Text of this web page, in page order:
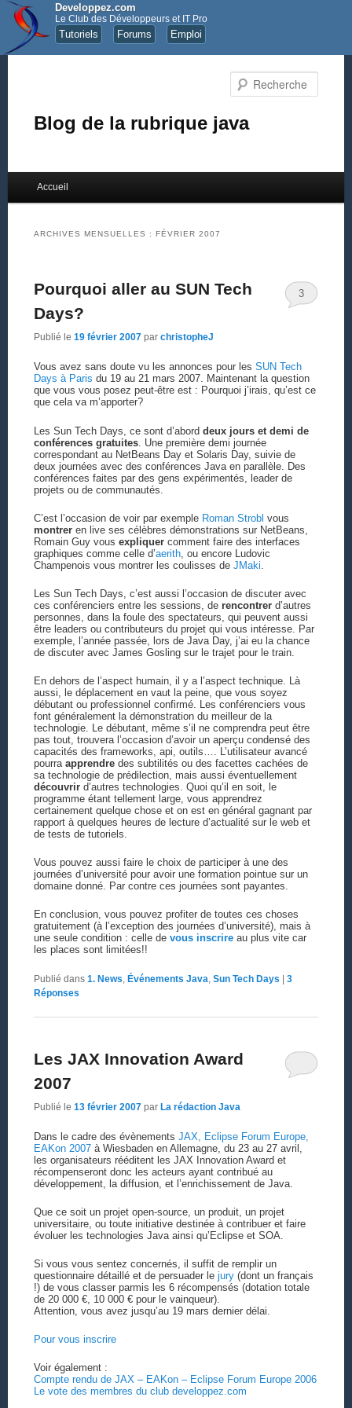
Developpez.com
Le Club des Développeurs et IT Pro
Tutoriels Forums Emploi
Blog de la rubrique java
Aller au contenu principal
Aller au contenu secondaire
Accueil
ARCHIVES MENSUELLES : FÉVRIER 2007
Pourquoi aller au SUN Tech
Days?
Publié le 19 février 2007 par christopheJ
3
Vous avez sans doute vu les annonces pour les SUN Tech
Days à Paris du 19 au 21 mars 2007. Maintenant la question
que vous vous posez peut-être est : Pourquoi j’irais, qu’est ce
que cela va m’apporter?
Les Sun Tech Days, ce sont d’abord deux jours et demi de
conférences gratuites. Une première demi journée
correspondant au NetBeans Day et Solaris Day, suivie de
deux journées avec des conférences Java en parallèle. Des
conférences faites par des gens expérimentés, leader de
projets ou de communautés.
C’est l’occasion de voir par exemple Roman Strobl vous
montrer en live ses célèbres démonstrations sur NetBeans,
Romain Guy vous expliquer comment faire des interfaces
graphiques comme celle d’aerith, ou encore Ludovic
Champenois vous montrer les coulisses de JMaki
Les Sun Tech Days, c’est aussi l’occasion de discuter avec
ces conférenciers entre les sessions, de rencontrer d’autres
personnes, dans la foule des spectateurs, qui peuvent aussi
être leaders ou contributeurs du projet qui vous intéresse. Par
exemple, l’année passée, lors de Java Day, j’ai eu la chance
de discuter avec James Gosling sur le trajet pour le train.
En dehors de l’aspect humain, il y a l’aspect technique. Là
aussi, le déplacement en vaut la peine, que vous soyez
débutant ou professionnel confirmé. Les conférenciers vous
font généralement la démonstration du meilleur de la
technologie. Le débutant, même s’il ne comprendra peut être
pas tout, trouvera l’occasion d’avoir un aperçu condensé des
capacités des frameworks, api, outils…. L’utilisateur avancé
pourra apprendre des subtilités ou des facettes cachées de
sa technologie de prédilection, mais aussi éventuellement
découvrir d’autres technologies. Quoi qu’il en soit, le
programme étant tellement large, vous apprendrez
certainement quelque chose et on est en général gagnant par
rapport à quelques heures de lecture d’actualité sur le web et
de tests de tutoriels.
Vous pouvez aussi faire le choix de participer à une des
journées d’université pour avoir une formation pointue sur un
domaine donné. Par contre ces journées sont payantes.
En conclusion, vous pouvez profiter de toutes ces choses
gratuitement (à l’exception des journées d’université), mais à
une seule condition : celle de vous inscrireau plus vite car
les places sont limitées!!
Publié dans 1. News, Événements Java, Sun Tech Days
3
Réponses
Les JAX Innovation Award
2007
Publié le 13 février 2007 par La rédaction Java
Dans le cadre des évènements JAX, Eclipse Forum Europe,
EAKon 2007à Wiesbaden en Allemagne, du 23 au 27 avril,
les organisateurs rééditent les JAX Innovation Award et
récompenseront donc les acteurs ayant contribué au
développement, la diffusion, et l’enrichissement de Java.
Que ce soit un projet open-source, un produit, un projet
universitaire, ou toute initiative destinée à contribuer et faire
évoluer les technologies Java ainsi qu’Eclipse et SOA.
Si vous vous sentez concernés, il suffit de remplir un
questionnaire détaillé et de persuader le jury(dont un français
!) de vous classer parmis les 6 récompensés (dotation totale
de 20 000 €, 10 000 € pour le vainqueur).
Attention, vous avez jusqu’au 19 mars dernier délai.
Pour vous inscrire
Voir également :
Compte rendu de JAX – EAKon – Eclipse Forum Europe 2006
Le vote des membres du club developpez.com